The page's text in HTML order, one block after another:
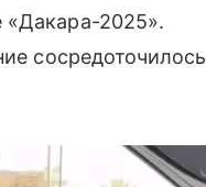
«Дакара-2025».
сосредоточилось